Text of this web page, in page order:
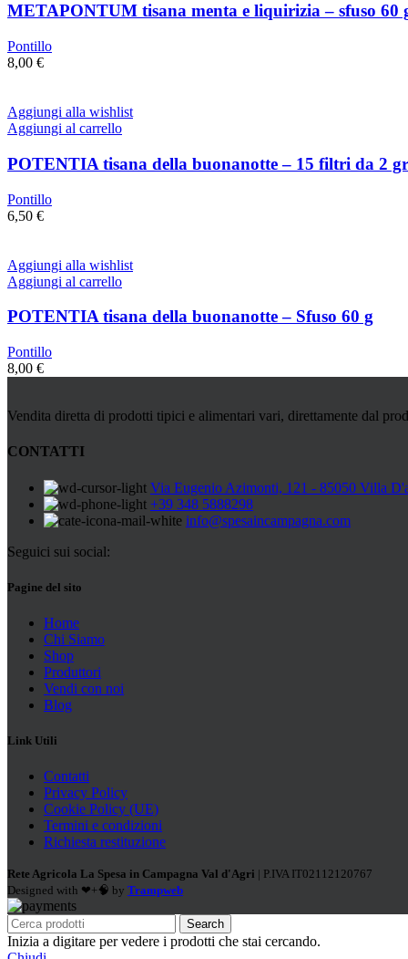
METAPONTUM tisana menta e liquirizia – sfuso 60
Pontillo
8,00 €
Aggiungi alla wishlist
Aggiungi al carrello
POTENTIA tisana della buonanotte – 15 filtri da 2 gr
Pontillo
6,50 €
Aggiungi alla wishlist
Aggiungi al carrello
POTENTIA tisana della buonanotte – Sfuso 60 g
Pontillo
8,00 €
Vendita diretta di prodotti tipici e alimentari vari, direttamente dal
CONTATTI
Via Eugenio Azimonti, 121 - 85050 Villa
+39 348 5888298
info@spesaincampagna.com
Seguici sui social:
Pagine del sito
Home
Chi Siamo
Shop
Produttori
Vendi con noi
Blog
Link Utili
Contatti
Privacy Policy
Cookie Policy (UE)
Termini e condizioni
Richiesta restituzione
Rete Agricola La Spesa in Campagna Val d'Agri | P.IVA IT02112120767
Designed with ❤+🧠 by Trampweb
Search
Inizia a digitare per vedere i prodotti che stai cercando.